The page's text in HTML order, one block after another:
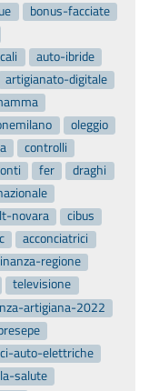
ue
bonus-facciate
auto-ibride
artigianato-digitale
oleggio
controlli
fer
draghi
novara
cibus
acconciatrici
regione
televisione
artigiana-2022
auto-elettriche
salute